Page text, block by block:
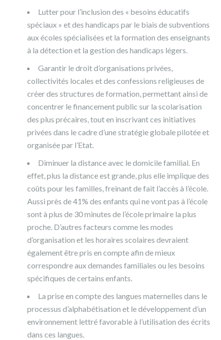
Lutter pour l’inclusion des « besoins éducatifs
spéciaux » et des handicaps par le biais de subventions
aux écoles spécialisées et la formation des enseignants
à la détection et la gestion des handicaps légers.
Garantir le droit d’organisations privées,
collectivités locales et des confessions religieuses de
créer des structures de formation, permettant ainsi de
concentrer le financement public sur la scolarisation
des plus précaires, tout en inscrivant ces initiatives
privées dans le cadre d’une stratégie globale pilotée et
organisée par l’Etat.
Diminuer la distance avec le domicile familial. En
effet, plus la distance est grande, plus elle implique des
coûts pour les familles, freinant de fait l’accès à l’école.
Aussi près de 41% des enfants qui ne vont pas à l’école
sont à plus de 30 minutes de l’école primaire la plus
proche. D’autres facteurs comme les modes
d’organisation et les horaires scolaires devraient
également être pris en compte afin de mieux
correspondre aux demandes familiales ou les besoins
spécifiques de certains enfants.
La prise en compte des langues maternelles dans le
processus d’alphabétisation et le développement d’un
environnement lettré favorable à l’utilisation des écrits
dans ces langues.